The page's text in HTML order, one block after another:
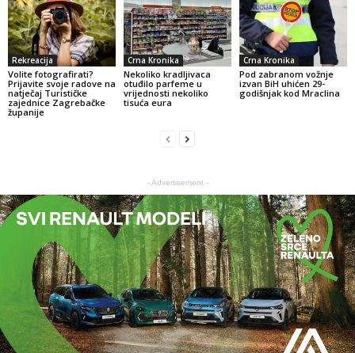
Rekreacija
Volite fotografirati?
Prijavite svoje radove na
natječaj Turističke
zajednice Zagrebačke
županije
Crna Kronika
Nekoliko kradljivaca
otuđilo parfeme u
vrijednosti nekoliko
tisuća eura
Crna Kronika
Pod zabranom vožnje
izvan BiH uhićen 29-
godišnjak kod Mraclina
- Advertisement -